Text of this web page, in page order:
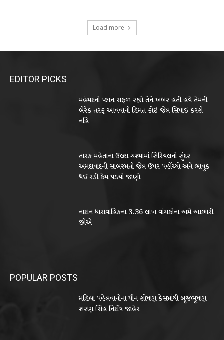
Load more
EDITOR PICKS
મહંમદનો પ્લાન સફળ રહ્યો તેને ખબર હતી હવે તેમની
બેરેક તરફ આવવાની હિંમત કોઇ જેલ સિપાઇ કરશે
નહિ
તારક મહેતાના ઉલ્ટા ચશ્મામાં સિરિયલનો સુંદર
અમદાવાદની સાબરમતી જેલ ઉપર પહોંચ્યો અને ભાવુક
થઈ રડી કેમ પડયો જાણો
નાદાન ધારાવાહિકના 3.36 લાખ વાંચકોના અમે આભારી
છીએ
POPULAR POSTS
મહિલા પહેલવાનોના યૌન શોષણ કેસમાંથી બૃજભૂષણ
શરણ સિંહ નિર્દોષ જાહેર